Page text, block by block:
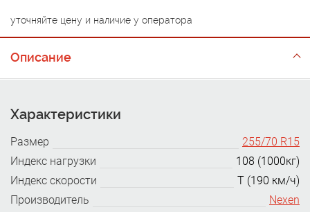
уточняйте цену и наличие у оператора
Описание
Характеристики
Размер
255/70 R15
Индекс нагрузки
108 (1000кг)
Индекс скорости
T (190 км/ч)
Производитель
Nexen